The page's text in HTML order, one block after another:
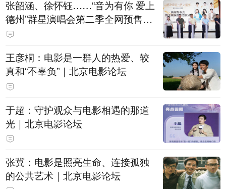
张韶涵、徐怀钰……“音为有你 爱上
德州”群星演唱会第二季全网预售开
票
王彦桐：电影是一群人的热爱、较
真和“不辜负”｜北京电影论坛
于超：守护观众与电影相遇的那道
光｜北京电影论坛
张冀：电影是照亮生命、连接孤独
的公共艺术｜北京电影论坛